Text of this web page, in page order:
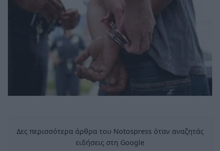
Δες περισσότερα άρθρα του Notospress όταν αναζητάς
ειδήσεις στη Google